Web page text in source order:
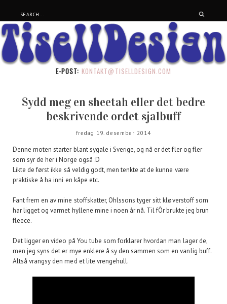
E-POST: KONTAKT@TISELLDESIGN.COM
Sydd meg en sheetah eller det bedre
beskrivende ordet sjalbuff
fredag 19. desember 2014
Denne moten starter blant sygale i Sverige, og nå er det fler og fler
som syr de her i Norge også :D
Likte de først ikke så veldig godt, men tenkte at de kunne være
praktiske å ha inni en kåpe etc.
Fant frem en av mine stoffskatter, Ohlssons tyger sitt kløverstoff som
har ligget og varmet hyllene mine i noen år nå. Til fÔr brukte jeg brun
fleece.
Det ligger en video på You tube som forklarer hvordan man lager de,
men jeg syns det er mye enklere å sy den sammen som en vanlig buff.
Altså vrangsy den med et lite vrengehull.